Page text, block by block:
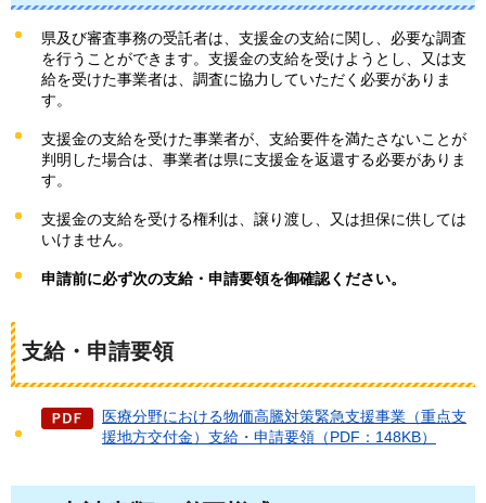
県及び審査事務の受託者は、支援金の支給に関し、必要な調査
を行うことができます。支援金の支給を受けようとし、又は支
給を受けた事業者は、調査に協力していただく必要がありま
す。
支援金の支給を受けた事業者が、支給要件を満たさないことが
判明した場合は、事業者は県に支援金を返還する必要がありま
す。
支援金の支給を受ける権利は、譲り渡し、又は担保に供しては
いけません。
申請前に必ず次の支給・申請要領を御確認ください。
支給・申請要領
医療分野における物価高騰対策緊急支援事業（重点支
援地方交付金）支給・申請要領（PDF：148KB）